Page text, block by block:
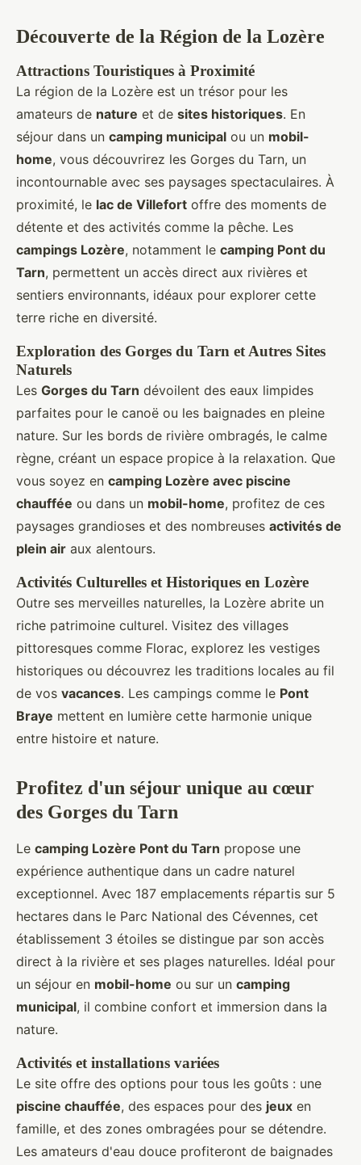
Découverte de la Région de la Lozère
Attractions Touristiques à Proximité
La région de la Lozère est un trésor pour les
amateurs de nature et de sites historiques. En
séjour dans un camping municipal ou un mobil-
home, vous découvrirez les Gorges du Tarn, un
incontournable avec ses paysages spectaculaires. À
proximité, le lac de Villefort offre des moments de
détente et des activités comme la pêche. Les
campings Lozère, notamment le camping Pont du
Tarn, permettent un accès direct aux rivières et
sentiers environnants, idéaux pour explorer cette
terre riche en diversité.
Exploration des Gorges du Tarn et Autres Sites
Naturels
Les Gorges du Tarn dévoilent des eaux limpides
parfaites pour le canoë ou les baignades en pleine
nature. Sur les bords de rivière ombragés, le calme
règne, créant un espace propice à la relaxation. Que
vous soyez en camping Lozère avec piscine
chauffée ou dans un mobil-home, profitez de ces
paysages grandioses et des nombreuses activités de
plein air aux alentours.
Activités Culturelles et Historiques en Lozère
Outre ses merveilles naturelles, la Lozère abrite un
riche patrimoine culturel. Visitez des villages
pittoresques comme Florac, explorez les vestiges
historiques ou découvrez les traditions locales au fil
de vos vacances. Les campings comme le Pont
Braye mettent en lumière cette harmonie unique
entre histoire et nature.
Profitez d'un séjour unique au cœur
des Gorges du Tarn
Le camping Lozère Pont du Tarn propose une
expérience authentique dans un cadre naturel
exceptionnel. Avec 187 emplacements répartis sur 5
hectares dans le Parc National des Cévennes, cet
établissement 3 étoiles se distingue par son accès
direct à la rivière et ses plages naturelles. Idéal pour
un séjour en mobil-home ou sur un camping
municipal, il combine confort et immersion dans la
nature.
Activités et installations variées
Le site offre des options pour tous les goûts : une
piscine chauffée, des espaces pour des jeux en
famille, et des zones ombragées pour se détendre.
Les amateurs d'eau douce profiteront de baignades